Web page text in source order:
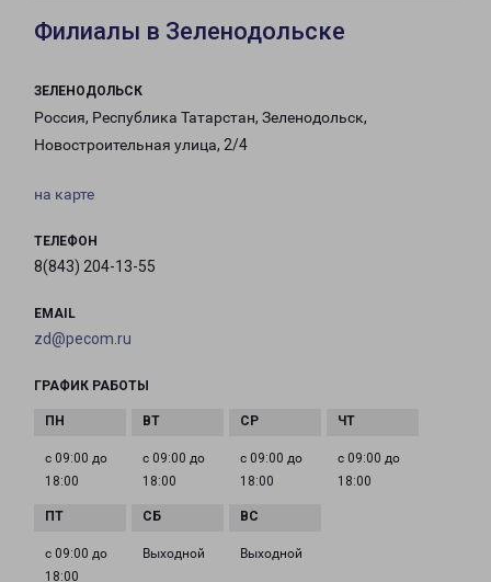
Филиалы в Зеленодольске
ЗЕЛЕНОДОЛЬСК
Россия, Республика Татарстан, Зеленодольск,
Новостроительная улица, 2/4
на карте
ТЕЛЕФОН
8(843) 204-13-55
EMAIL
zd@pecom.ru
ГРАФИК РАБОТЫ
с 09:00 до
18:00
с 09:00 до
18:00
с 09:00 до
18:00
с 09:00 до
18:00
с 09:00 до
18:00
Выходной Выходной